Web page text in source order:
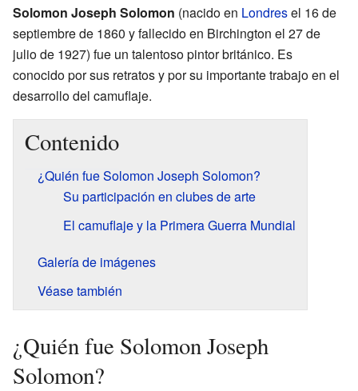
Solomon Joseph Solomon (nacido en Londresel 16 de
septiembre de 1860 y fallecido en Birchington el 27 de
julio de 1927) fue un talentoso pintor británico. Es
conocido por sus retratos y por su importante trabajo en el
desarrollo del camuflaje.
Contenido
¿Quién fue Solomon Joseph Solomon?
Su participación en clubes de arte
El camuflaje y la Primera Guerra Mundial
Galería de imágenes
Véase también
¿Quién fue Solomon Joseph
Solomon?